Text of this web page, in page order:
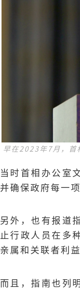
早在2023年7月，首
当时首相办公室
并确保政府每一
另外，也有报道
止行政人员在多
亲属和关联者利
而且，指南也列